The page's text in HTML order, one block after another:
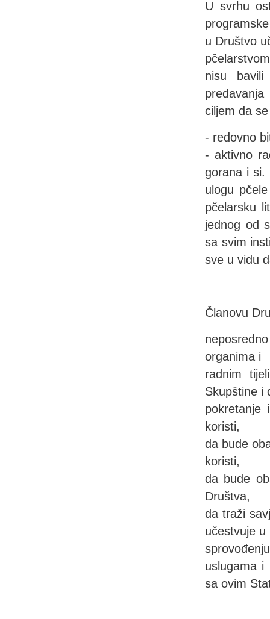
U svrhu
u Društvo
nisu bavili
ciljem da
- redovno
- aktivno
gorana i si.
ulogu
pčelarsku
jednog od
sa svim
sve u vidu
Članovu
organima i
radnim
Skupštine i
pokretanje
koristi,
da bude
koristi,
da bude
Društva,
da traži
učestvuje u
uslugama i
sa ovim